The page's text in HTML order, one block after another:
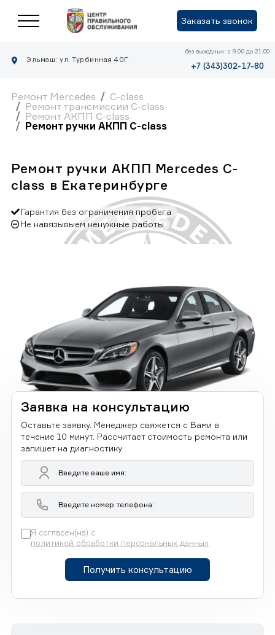
Заказать звонок
Эльмаш: ул. Турбинная 40Г
без выходных: с 9.00 до 21.00
+7 (343)302-17-80
Ремонт Mercedes
C-class
Ремонт трансмиссии C-class
Ремонт АКПП C-class
Ремонт ручки АКПП C-class
Ремонт ручки АКПП Mercedes C-
class в Екатеринбурге
Гарантия без ограничения пробега
Не навязывыем ненужные работы
Заявка на консультацию
Оставьте заявку. Менеджер свяжется с Вами в
течение 10 минут. Рассчитает стоимость ремонта или
запишет на диагностику
Я согласен(на) с
политикой обработки персональных данных
Получить консультацию